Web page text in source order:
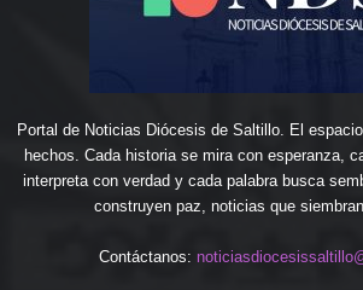
Portal de Noticias Diócesis de Saltillo. El
hechos. Cada historia se mira con esperanza,
interpreta con verdad y cada palabra busca
construyen paz, noticias que
Contáctanos: